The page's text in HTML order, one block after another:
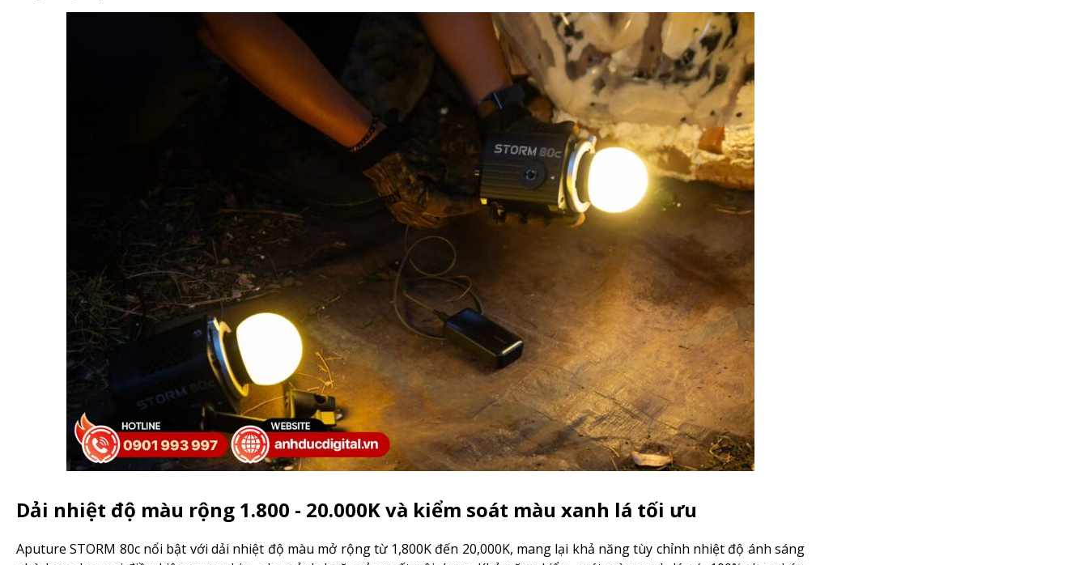
Dải nhiệt độ màu rộng 1.800 - 20.000K và kiểm soát màu xanh lá tối ưu
Aputure STORM 80c nổi bật với dải nhiệt độ màu mở rộng từ 1,800K đến 20,000K, mang lại khả năng tùy chỉnh nhiệt độ ánh sáng